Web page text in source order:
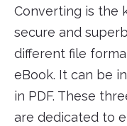
Converting is the
secure and
different file
eBook. It can be
in PDF. These
are dedicated to